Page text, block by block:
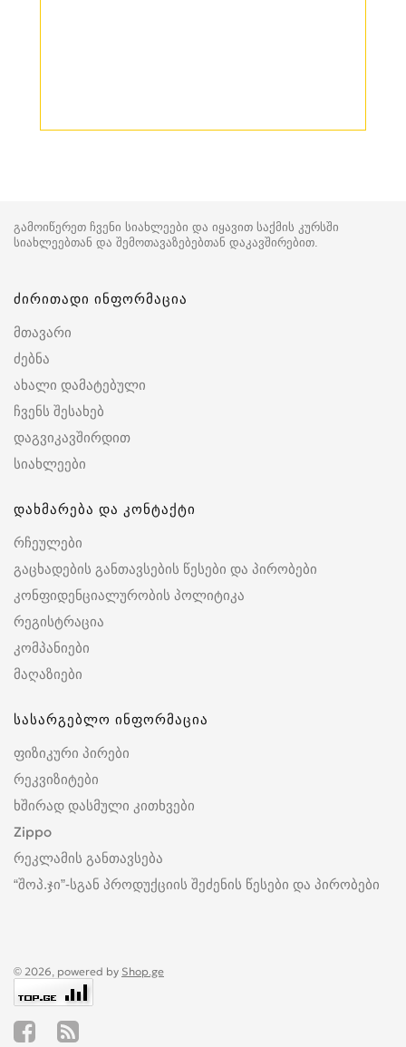
გამოიწერეთ ჩვენი სიახლეები და იყავით საქმის კურსში
სიახლეებთან და შემოთავაზებებთან დაკავშირებით.
ძირითადი ინფორმაცია
მთავარი
ძებნა
ახალი დამატებული
ჩვენს შესახებ
დაგვიკავშირდით
სიახლეები
დახმარება და კონტაქტი
რჩეულები
გაცხადების განთავსების წესები და პირობები
კონფიდენციალურობის პოლიტიკა
რეგისტრაცია
კომპანიები
მაღაზიები
სასარგებლო ინფორმაცია
ფიზიკური პირები
რეკვიზიტები
ხშირად დასმული კითხვები
Zippo
რეკლამის განთავსება
“შოპ.ჯი”-სგან პროდუქციის შეძენის წესები და პირობები
© 2026, powered by Shop.ge